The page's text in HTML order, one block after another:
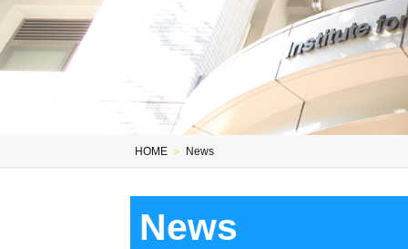
HOME ＞ News
News